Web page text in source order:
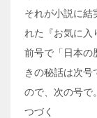
それが小説に結
れた『お気に入
前号で「日本の
きの秘話は次号
ので、次の号で。
つづく